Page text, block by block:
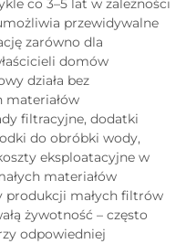
co 3–5 lat w zależności
przewidywalne
zarówno dla
domów
działa bez
materiałów
filtracyjne, dodatki
do obróbki wody,
eksploatacyjne w
materiałów
produkcji małych filtrów
żywotność – często
odpowiedniej